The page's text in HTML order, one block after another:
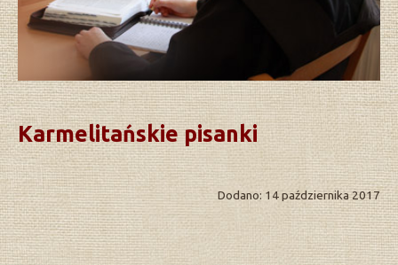
Karmelitańskie pisanki
Dodano: 14 października 2017